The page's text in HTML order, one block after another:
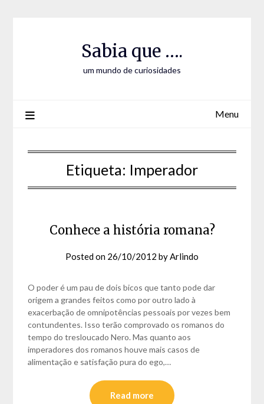
Sabia que ….
um mundo de curiosidades
Menu
Etiqueta: Imperador
Conhece a história romana?
Posted on 26/10/2012 byArlindo
O poder é um pau de dois bicos que tanto pode dar
origem a grandes feitos como por outro lado à
exacerbação de omnipotências pessoais por vezes bem
contundentes. Isso terão comprovado os romanos do
tempo do tresloucado Nero. Mas quanto aos
imperadores dos romanos houve mais casos de
alimentação e satisfação pura do ego,…
Read more